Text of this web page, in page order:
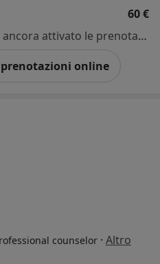
60 €
Questo dottore non ha ancora attivato le prenotazioni online presso questo indirizzo.
online
counselor · Altro